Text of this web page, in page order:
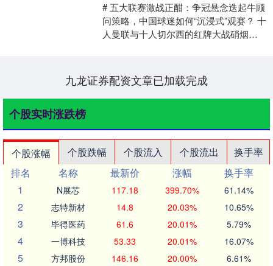
# 五大联赛激战正酣：争冠悬念迭起牛顾
问策略，中国球迷如何“沉浸式”观赛？ 十
人曼联与十人切尔西的红牌大战硝烟未
九龙证券配资文章已加载完成
个股实时涨跌榜
个股涨幅 个股跌幅 个股流入 个股流出
换手率
排名
名称 最新价 涨幅
换手率
1
N展芯 117.18 399.70% 61.14%
2 志特新材 14.8 20.03% 10.65%
3 毕得医药 61.6 20.01% 5.79%
4 一博科技 53.33 20.01% 16.07%
5 方邦股份 146.16 20.00% 6.61%